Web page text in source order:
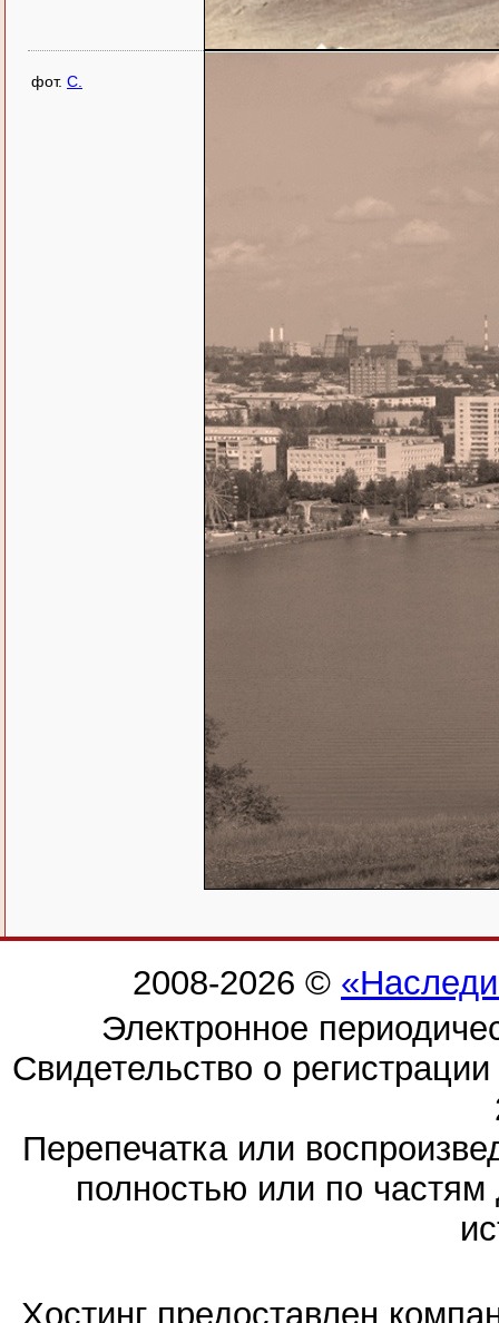
фот. C.
2008-2026 ©
Электронное
Свидетельство о
Перепечатка или
полностью или по частям
Хостинг предоставлен